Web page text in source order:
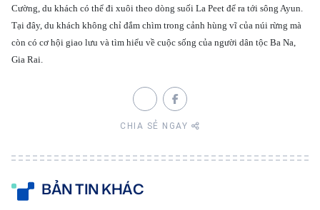
Cường, du khách có thể đi xuôi theo dòng suối La Peet để ra tới sông Ayun.
Tại đây, du khách không chỉ đắm chìm trong cảnh hùng vĩ của núi rừng mà
còn có cơ hội giao lưu và tìm hiểu về cuộc sống của người dân tộc Ba Na,
Gia Rai.
CHIA SẺ NGAY
BẢN TIN KHÁC